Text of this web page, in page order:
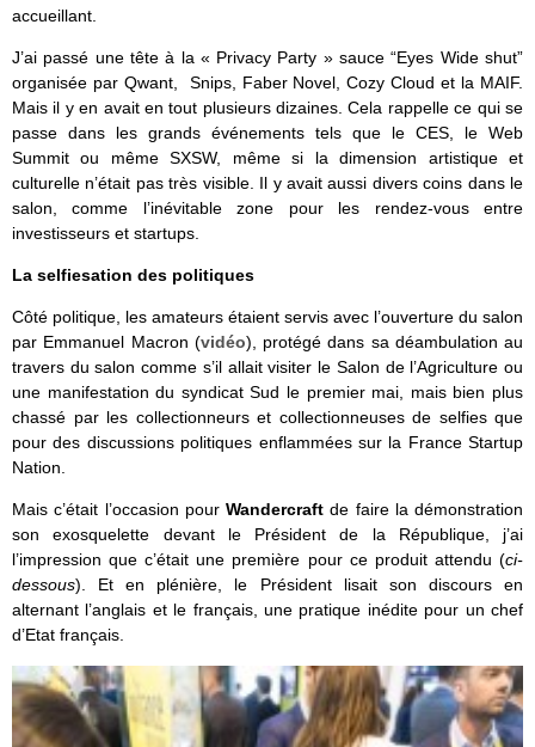
accueillant.
J’ai passé une tête à la « Privacy Party » sauce “Eyes Wide shut”
organisée par Qwant, Snips, Faber Novel, Cozy Cloud et la MAIF.
Mais il y en avait en tout plusieurs dizaines. Cela rappelle ce qui se
passe dans les grands événements tels que le CES, le Web
Summit ou même SXSW, même si la dimension artistique et
culturelle n’était pas très visible. Il y avait aussi divers coins dans le
salon, comme l’inévitable zone pour les rendez-vous entre
investisseurs et startups.
La selfiesation des politiques
Côté politique, les amateurs étaient servis avec l’ouverture du salon
par Emmanuel Macron (vidéo), protégé dans sa déambulation au
travers du salon comme s’il allait visiter le Salon de l’Agriculture ou
une manifestation du syndicat Sud le premier mai, mais bien plus
chassé par les collectionneurs et collectionneuses de selfies que
pour des discussions politiques enflammées sur la France Startup
Nation.
Mais c’était l’occasion pour Wandercraft de faire la démonstration
son exosquelette devant le Président de la République, j’ai
l’impression que c’était une première pour ce produit attendu (ci-
dessous). Et en plénière, le Président lisait son discours en
alternant l’anglais et le français, une pratique inédite pour un chef
d’Etat français.